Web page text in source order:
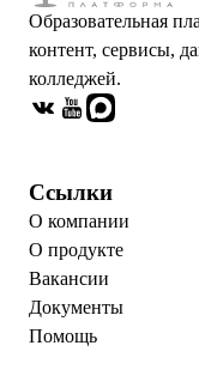
Образовательная
контент, сервисы,
колледжей.
Ссылки
О компании
О продукте
Вакансии
Документы
Помощь